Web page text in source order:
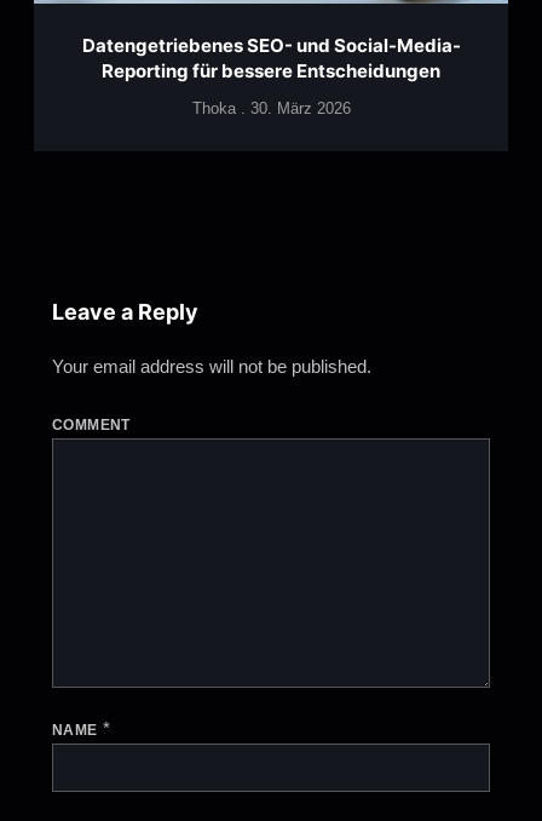
Datengetriebenes SEO- und Social-Media-
Reporting für bessere Entscheidungen
Thoka 30. März 2026
Leave a Reply
Your email address will not be published.
COMMENT
NAME *